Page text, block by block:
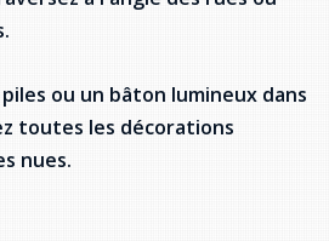
de santé
du gouvernement
ou un bâton lumineux dans
toutes les décorations
nues.